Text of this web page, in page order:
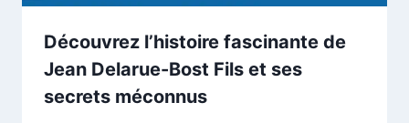
Découvrez l’histoire fascinante de
Jean Delarue-Bost Fils et ses
secrets méconnus